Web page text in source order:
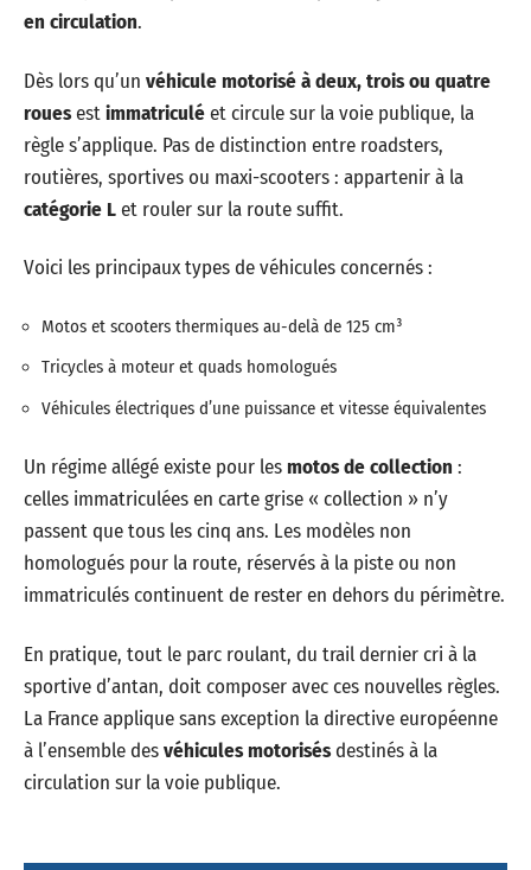
en circulation.
Dès lors qu’un véhicule motorisé à deux, trois ou quatre
rouesestimmatriculéet circule sur la voie publique, la
règle s’applique. Pas de distinction entre roadsters,
routières, sportives ou maxi-scooters : appartenir à la
catégorie Let rouler sur la route suffit.
Voici les principaux types de véhicules concernés :
Motos et scooters thermiques au-delà de 125 cm³
Tricycles à moteur et quads homologués
Véhicules électriques d’une puissance et vitesse équivalentes
Un régime allégé existe pour lesmotos de collection :
celles immatriculées en carte grise « collection » n’y
passent que tous les cinq ans. Les modèles non
homologués pour la route, réservés à la piste ou non
immatriculés continuent de rester en dehors du périmètre.
En pratique, tout le parc roulant, du trail dernier cri à la
sportive d’antan, doit composer avec ces nouvelles règles.
La France applique sans exception la directive européenne
à l’ensemble desvéhicules motorisésdestinés à la
circulation sur la voie publique.